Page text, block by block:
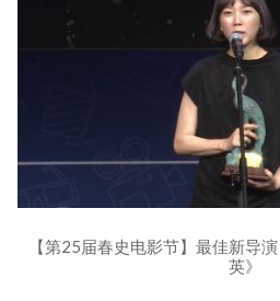
【第25届春史电影节】最佳新导
英》